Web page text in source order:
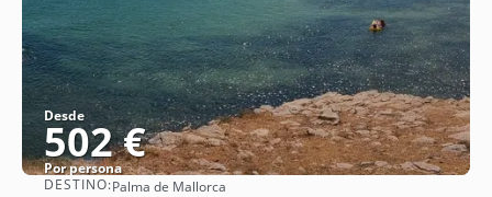
Desde
502 €
Por persona
DESTINO:Palma de Mallorca